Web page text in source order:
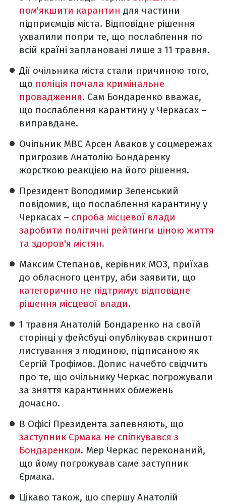
пом'якшити карантин для частини
підприємців міста. Відповідне рішення
ухвалили попри те, що послаблення по
всій країні заплановані лише з 11 травня.
Дії очільника міста стали причиною того,
що поліція почала кримінальне
провадження. Сам Бондаренко вважає,
що послаблення карантину у Черкасах –
виправдане.
Очільник МВС Арсен Аваков у соцмережах
пригрозив Анатолію Бондаренку
жорсткою реакцією на його рішення.
Президент Володимир Зеленський
повідомив, що послаблення карантину у
Черкасах – спроба місцевої влади
заробити політичні рейтинги ціною життя
та здоров'я містян.
Максим Степанов, керівник МОЗ, приїхав
до обласного центру, аби заявити, що
категорично не підтримує відповідне
рішення місцевої влади.
1 травня Анатолій Бондаренко на своїй
сторінці у фейсбуці опублікував скриншот
листування з людиною, підписаною як
Сергій Трофімов. Допис начебто свідчить
про те, що очільнику Черкас погрожували
за зняття карантинних обмежень
дочасно.
В Офісі Президента запевняють, що
заступник Єрмака не спілкувався з
Бондаренком. Мер Черкас переконаний,
що йому погрожував саме заступник
Єрмака.
Цікаво також, що спершу Анатолій